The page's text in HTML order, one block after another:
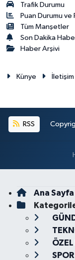
Trafik Durumu
Puan Durumu ve
Tüm Manşetler
Son Dakika
Haber Arşivi
Künye İletişim
RSS
Ana Sayfa
ÖZEL
SPOR